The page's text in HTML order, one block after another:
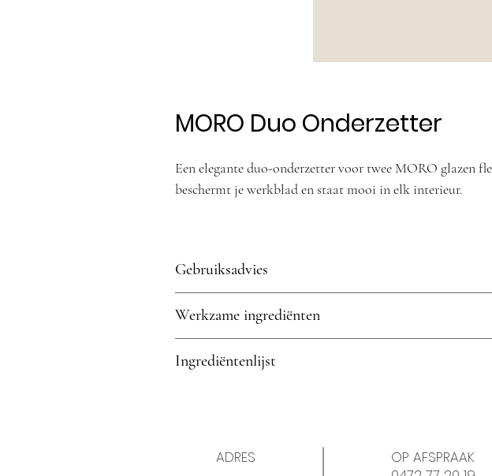
MORO Duo Onderzetter
Een elegante duo-onderzetter voor twee MORO glazen
beschermt je werkblad en staat mooi in elk interieur.
Gebruiksadvies
een vochtige doek.
Werkzame ingrediënten
Ingrediëntenlijst
OP AFSPRAAK
ADRES